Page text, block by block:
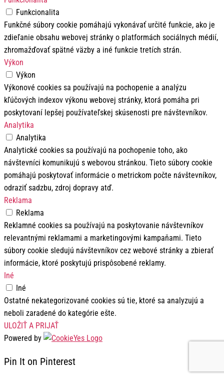
Funkcionalita
Funkčné súbory cookie pomáhajú vykonávať určité funkcie, ako je
zdieľanie obsahu webovej stránky o platformách sociálnych médií,
zhromažďovať spätné väzby a iné funkcie tretích strán.
Výkon
Výkon
Výkonové cookies sa používajú na pochopenie a analýzu
kľúčových indexov výkonu webovej stránky, ktorá pomáha pri
poskytovaní lepšej používateľskej skúsenosti pre návštevníkov.
Analytika
Analytika
Analytické cookies sa používajú na pochopenie toho, ako
návštevníci komunikujú s webovou stránkou. Tieto súbory cookie
pomáhajú poskytovať informácie o metrickom počte návštevníkov,
odraziť sadzbu, zdroj dopravy atď.
Reklama
Reklama
Reklamné cookies sa používajú na poskytovanie návštevníkov
relevantnými reklamami a marketingovými kampaňami. Tieto
súbory cookie sledujú návštevníkov cez webové stránky a zbierať
informácie, ktoré poskytujú prispôsobené reklamy.
Iné
Iné
Ostatné nekategorizované cookies sú tie, ktoré sa analyzujú a
neboli zaradené do kategórie ešte.
ULOŽIŤ A PRIJAŤ
Powered by
Pin It on Pinterest